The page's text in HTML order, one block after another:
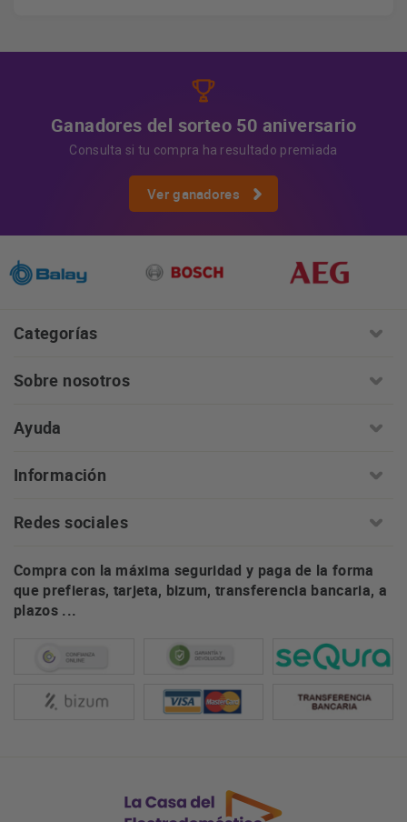
Ganadores del sorteo 50 aniversario
Consulta si tu compra ha resultado premiada
Ver ganadores
Categorías
Sobre nosotros
Ayuda
Información
Redes sociales
Compra con la máxima seguridad y paga de la forma
que prefieras, tarjeta, bizum, transferencia bancaria, a
plazos ...